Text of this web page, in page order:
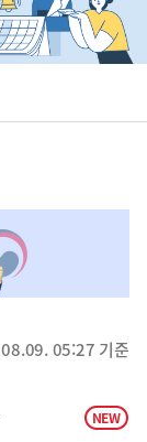
08.09. 05:27 기준
NEW